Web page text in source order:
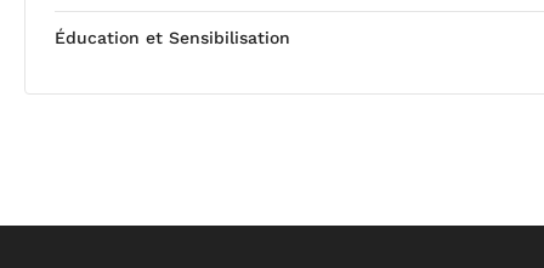
Éducation et Sensibilisation